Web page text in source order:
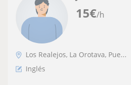
15€/h
Los Realejos, La Orotava, Pue...
Inglés